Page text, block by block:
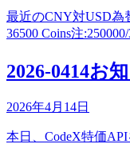
最近のCNY対USD為
36500 Coins注
2026-0414お
2026年4月14日
本日、CodeX特価